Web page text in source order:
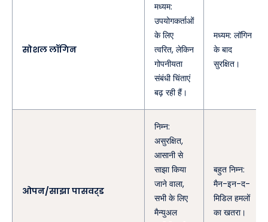
सोशल लॉगिन
मध्यम:
उपयोगकर्ताओं
के लिए
त्वरित, लेकिन
गोपनीयता
संबंधी चिंताएं
बढ़ रही हैं।
मध्यम: लॉगिन
के बाद
सुरक्षित।
ओपन/साझा पासवर्ड
निम्न:
असुरक्षित,
आसानी से
साझा किया
जाने वाला,
सभी के लिए
मैन्युअल
बहुत निम्न:
मैन-इन-द-
मिडिल हमलों
का खतरा।